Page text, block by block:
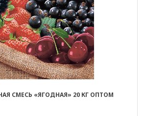
СМЕСЬ «ЯГОДНАЯ» 20 КГ ОПТОМ